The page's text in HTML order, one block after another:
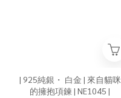
| 925純銀・ 白金 | 來自貓咪
的擁抱項鍊 | NE1045 |